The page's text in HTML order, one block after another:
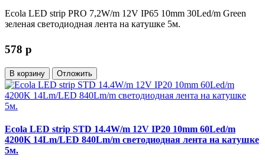
Ecola LED strip PRO 7,2W/m 12V IP65 10mm 30Led/m Green
зеленая светодиодная лента на катушке 5м.
578 p
В корзину Отложить
Ecola LED strip STD 14.4W/m 12V IP20 10mm 60Led/m
4200K 14Lm/LED 840Lm/m светодиодная лента на катушке
5м.